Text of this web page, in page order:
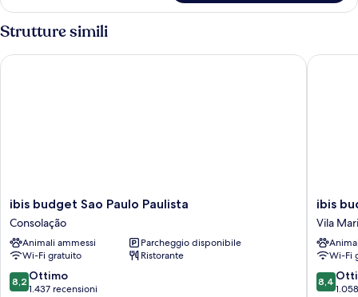
Classic,
1
letto
matrimoniale
Strutture simili
ibis
budget
Sao
Paulo
Paulista
Consolação
ibis budget Sao Paulo Paulista
Consolação
Animali ammessi
Parcheggio disponibile
Wi-Fi gratuito
Ristorante
8.2
su
8,2 Ottimo
1.437 recensioni
ibis budget Sao Paulo Paulista
ibis
budget
Sao
Paulo
Paraiso
Vila
Mariana
ibis
Vila
Wi-Fi
8.4
su
8,4
ibis